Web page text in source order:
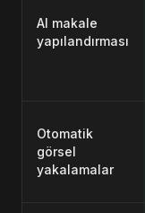
AI makale
yapılandırması
Otomatik
görsel
yakalamalar